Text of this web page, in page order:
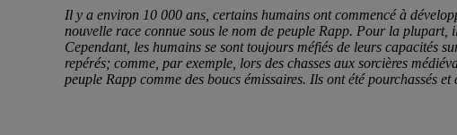
Il y a environ 10 000 ans, certains humains ont commencé à
nouvelle race connue sous le nom de peuple Rapp. Pour la
Cependant, les humains se sont toujours méfiés de leurs capacités
repérés; comme, par exemple, lors des chasses aux sorcières
peuple Rapp comme des boucs émissaires. Ils ont été pourchassés